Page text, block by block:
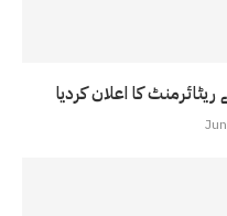
کا اعلان کردیا